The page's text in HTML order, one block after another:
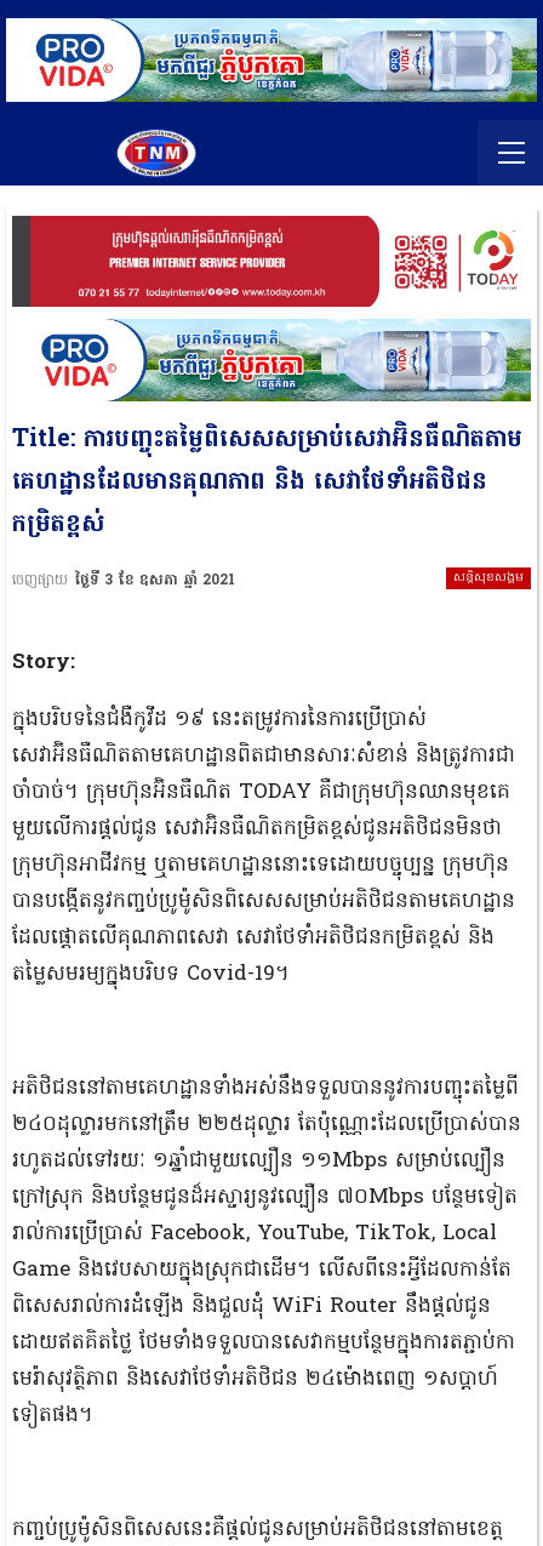
Title: ការបញ្ចុះតម្លៃពិសេសសម្រាប់សេវាអ៊ិនធឺណិតតាម
គេហដ្ឋានដែលមានគុណភាព និង សេវាថែទាំអតិថិជន
កម្រិតខ្ពស់
សន្តិសុខសង្គម
ចេញផ្សាយ ថ្ងៃទី 3 ខែ ឧសភា ឆ្នាំ 2021
Story:
ក្នុងបរិបទនៃជំងឺកូវីដ ១៩ នេះតម្រូវការនៃការប្រើប្រាស់
សេវាអ៊ិនធឺណិតតាមគេហដ្ឋានពិតជាមានសារៈសំខាន់ និងត្រូវការជា
ចាំបាច់។ ក្រុមហ៊ុនអ៊ិនធឺណិត TODAY គឺជាក្រុមហ៊ុនឈានមុខគេ
មួយលើការផ្តល់ជូន សេវាអ៊ិនធឺណិតកម្រិតខ្ពស់ជូនអតិថិជនមិនថា
ក្រុមហ៊ុនអាជីវកម្ម ឬតាមគេហដ្ឋាននោះទេដោយបច្ចុប្បន្ន ក្រុមហ៊ុន
បានបង្កើតនូវកញ្ចប់ប្រូម៉ូសិនពិសេសសម្រាប់អតិថិជនតាមគេហដ្ឋាន
ដែលផ្តោតលើគុណភាពសេវា សេវាថែទាំអតិថិជនកម្រិតខ្ពស់ និង
តម្លៃសមរម្យក្នុងបរិបទ Covid-19។
អតិថិជននៅតាមគេហដ្ឋានទាំងអស់នឹងទទួលបាននូវការបញ្ចុះតម្លៃពី
២៤០ដុល្លារមកនៅត្រឹម ២២៥ដុល្លារ តែប៉ុណ្ណោះដែលប្រើប្រាស់បាន
រហូតដល់ទៅរយៈ ១ឆ្នាំជាមួយល្បឿន ១១Mbps សម្រាប់ល្បឿន
ក្រៅស្រុក និងបន្ថែមជូនដ៏អស្ចារ្យនូវល្បឿន ៧០Mbps បន្ថែមទៀត
រាល់ការប្រើប្រាស់ Facebook, YouTube, TikTok, Local
Game និងវេបសាយក្នុងស្រុកជាដើម។ លើសពីនេះអ្វីដែលកាន់តែ
ពិសេសរាល់ការដំឡើង និងជួលដុំ WiFi Router នឹងផ្តល់ជូន
ដោយឥតគិតថ្លៃ ថែមទាំងទទួលបានសេវាកម្មបន្ថែមក្នុងការតភ្ជាប់កា
មេរ៉ាសុវត្ថិភាព និងសេវាថែទាំអតិថិជន ២៤ម៉ោងពេញ ១សប្តាហ៍
ទៀតផង។
កញ្ចប់ប្រូម៉ូសិនពិសេសនេះគឺផ្តល់ជូនសម្រាប់អតិថិជននៅតាមខេត្ត